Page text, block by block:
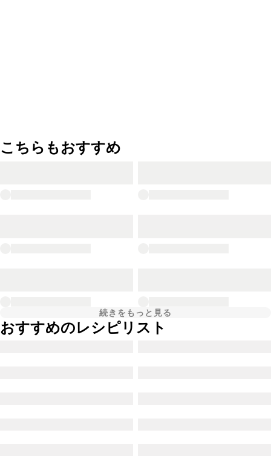
こちらもおすすめ
続きをもっと見る
おすすめのレシピリスト